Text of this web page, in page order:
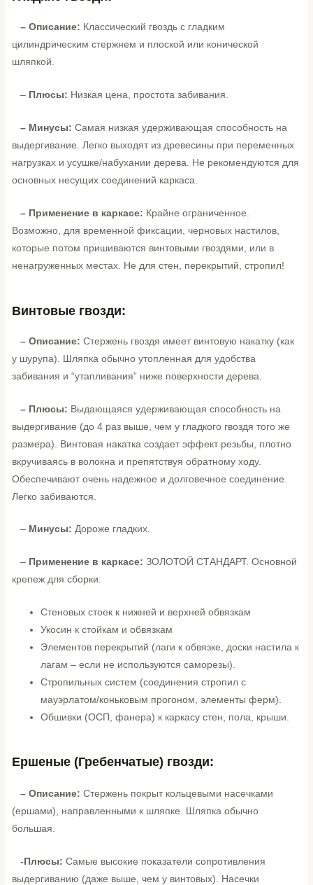
– Описание: Классический гвоздь с гладким
цилиндрическим стержнем и плоской или конической
шляпкой.
– Плюсы: Низкая цена, простота забивания.
– Минусы: Самая низкая удерживающая способность на
выдергивание. Легко выходят из древесины при переменных
нагрузках и усушке/набухании дерева. Не рекомендуются для
основных несущих соединений каркаса.
– Применение в каркасе: Крайне ограниченное.
Возможно, для временной фиксации, черновых настилов,
которые потом пришиваются винтовыми гвоздями, или в
ненагруженных местах. Не для стен, перекрытий, стропил!
Винтовые гвозди:
– Описание: Стержень гвоздя имеет винтовую накатку (как
у шурупа). Шляпка обычно утопленная для удобства
забивания и “утапливания” ниже поверхности дерева.
– Плюсы: Выдающаяся удерживающая способность на
выдергивание (до 4 раз выше, чем у гладкого гвоздя того же
размера). Винтовая накатка создает эффект резьбы, плотно
вкручиваясь в волокна и препятствуя обратному ходу.
Обеспечивают очень надежное и долговечное соединение.
Легко забиваются.
– Минусы: Дороже гладких.
– Применение в каркасе: ЗОЛОТОЙ СТАНДАРТ. Основной
крепеж для сборки:
Стеновых стоек к нижней и верхней обвязкам
Укосин к стойкам и обвязкам
Элементов перекрытий (лаги к обвязке, доски настила к
лагам – если не используются саморезы).
Стропильных систем (соединения стропил с
мауэрлатом/коньковым прогоном, элементы ферм).
Обшивки (ОСП, фанера) к каркасу стен, пола, крыши.
Ершеные (Гребенчатые) гвозди:
– Описание: Стержень покрыт кольцевыми насечками
(ершами), направленными к шляпке. Шляпка обычно
большая.
-Плюсы: Самые высокие показатели сопротивления
выдергиванию (даже выше, чем у винтовых). Насечки